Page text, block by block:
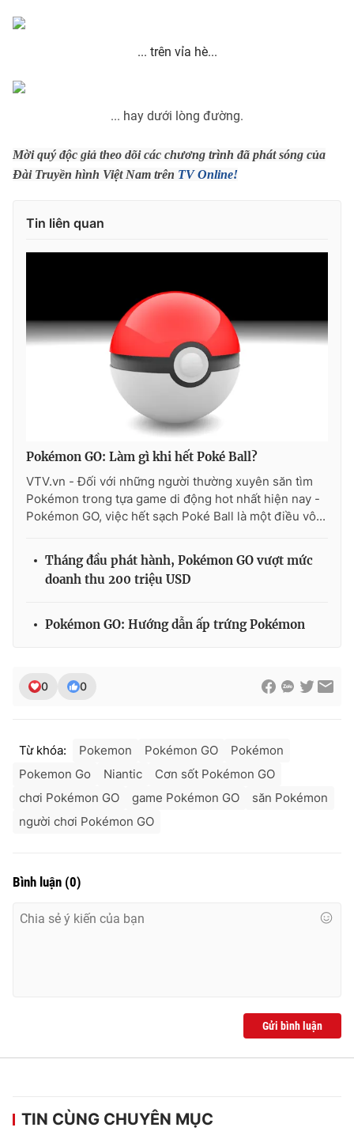
... trên vỉa hè...
... hay dưới lòng đường.
Mời quý độc giả theo dõi các chương trình đã phát sóng của
Đài Truyền hình Việt Nam trên TV Online!
Tin liên quan
Pokémon GO: Làm gì khi hết Poké Ball?
VTV.vn - Đối với những người thường xuyên săn tìm
Pokémon trong tựa game di động hot nhất hiện nay -
Pokémon GO, việc hết sạch Poké Ball là một điều vô...
Tháng đầu phát hành, Pokémon GO vượt mức
doanh thu 200 triệu USD
Pokémon GO: Hướng dẫn ấp trứng Pokémon
0 0
Từ khóa: Pokemon Pokémon GO
Pokémon
Pokemon Go
Niantic
Cơn sốt Pokémon GO
chơi Pokémon GO
game Pokémon GO
săn Pokémon
người chơi Pokémon GO
Bình luận (0)
Gửi bình luận
TIN CÙNG CHUYÊN MỤC